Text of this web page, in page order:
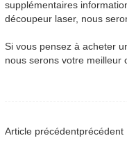
supplémentaires
découpeur laser, nous
Si vous pensez à acheter
nous serons votre meilleur
Article